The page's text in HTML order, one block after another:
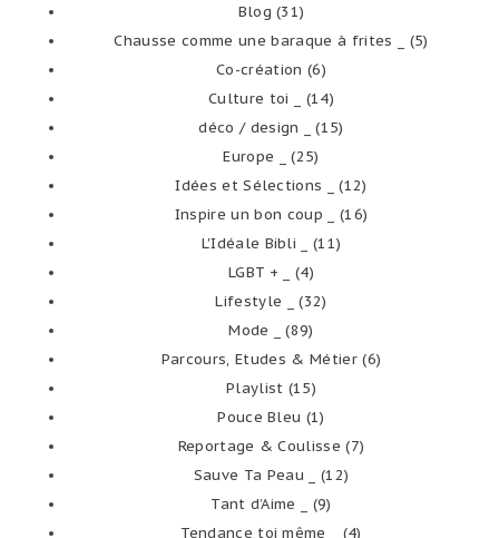
Blog (31)
Chausse comme une baraque à frites _
(5)
Co-création (6)
Culture toi _
(14)
déco / design _
(15)
Europe _
(25)
Idées et Sélections _
(12)
Inspire un bon coup _
(16)
L'Idéale Bibli _
(11)
LGBT + _
(4)
Lifestyle _
(32)
Mode _
(89)
Parcours, Etudes & Métier(6)
Playlist (15)
Pouce Bleu (1)
Reportage & Coulisse (7)
Sauve Ta Peau _
(12)
Tant d’Aime _
(9)
Tendance toi même _
(4)